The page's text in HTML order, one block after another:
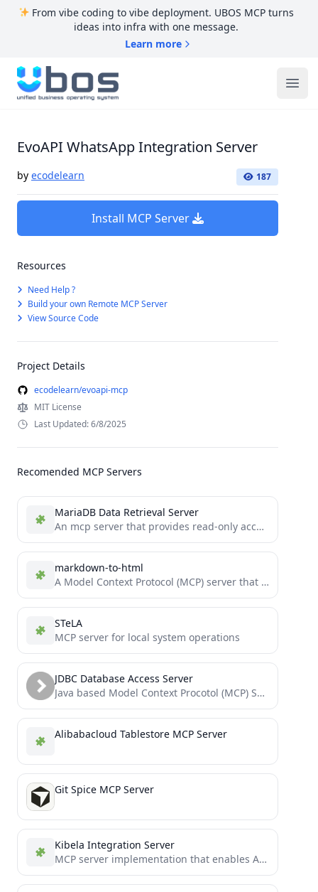
From vibe coding to vibe deployment. UBOS MCP turns
ideas into infra with one message.
Learn more
UBOS
EvoAPI WhatsApp Integration Server
by ecodelearn 187
Install MCP Server
Resources
Need Help ?
Build your own Remote MCP Server
View Source Code
Project Details
ecodelearn/evoapi-mcp
MIT License
Last Updated: 6/8/2025
Recomended MCP Servers
MariaDB Data Retrieval Server
An mcp server that provides read-only access to MariaDB.
markdown-to-html
A Model Context Protocol (MCP) server that Convert Markdown to HTML.
STeLA
MCP server for local system operations
JDBC Database Access Server
Java based Model Context Procotol (MCP) Server for JDBC
Alibabacloud Tablestore MCP Server
Git Spice MCP Server
Kibela Integration Server
MCP server implementation that enables AI assistants to search and reference Kibela content